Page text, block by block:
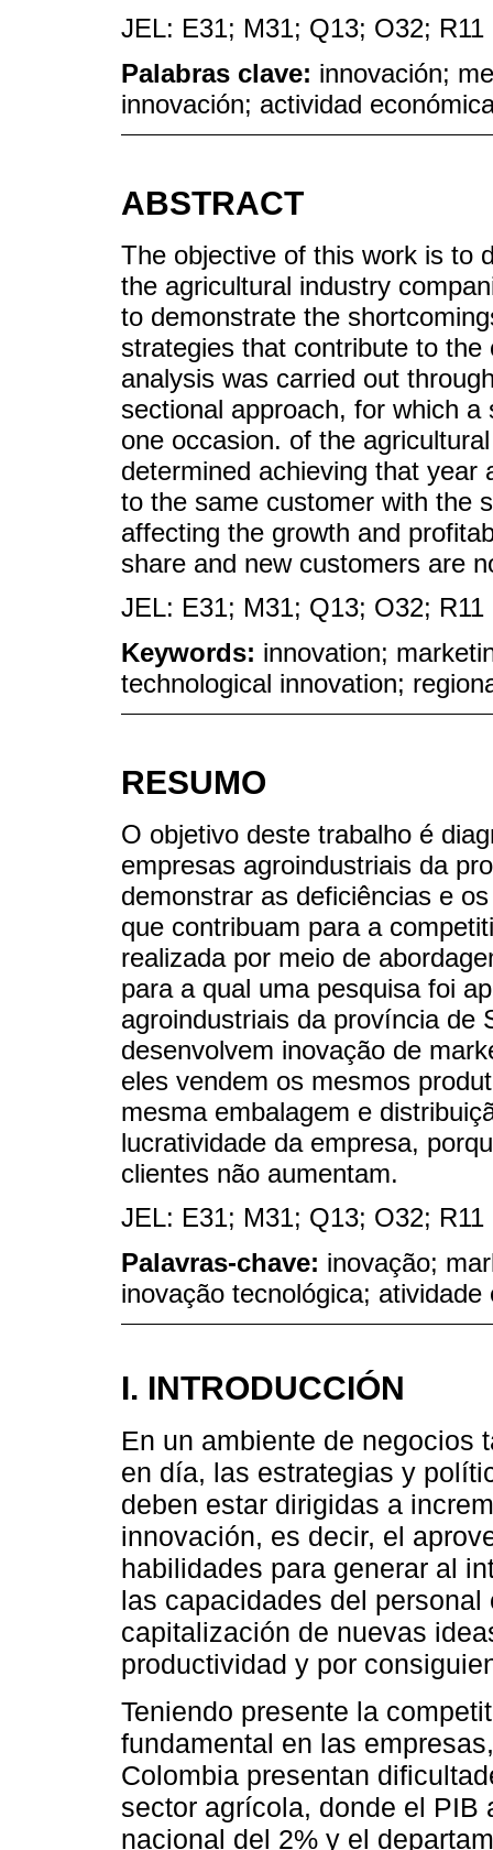
JEL: E31; M31; Q13; O32; R11
Palabras clave: innovación;
innovación; actividad
ABSTRACT
The objective of this work is to
the agricultural industry
to demonstrate the
strategies that contribute to
analysis was carried out
sectional approach, for which
one occasion. of the
determined achieving that
to the same customer with the
affecting the growth and
share and new customers are
JEL: E31; M31; Q13; O32; R11
Keywords: innovation;
technological innovation;
RESUMO
O objetivo deste trabalho é
empresas agroindustriais da
demonstrar as deficiências e
que contribuam para a
realizada por meio de
para a qual uma pesquisa foi
agroindustriais da província de
desenvolvem inovação de
eles vendem os mesmos
mesma embalagem e
lucratividade da empresa,
clientes não aumentam.
JEL: E31; M31; Q13; O32; R11
Palavras-chave: inovação;
inovação tecnológica;
I. INTRODUCCIÓN
En un ambiente de negocios
en día, las estrategias y
deben estar dirigidas a
innovación, es decir, el
habilidades para generar al
las capacidades del
capitalización de nuevas
productividad y por
Teniendo presente la
fundamental en las
Colombia presentan
sector agrícola, donde el
nacional del 2% y el